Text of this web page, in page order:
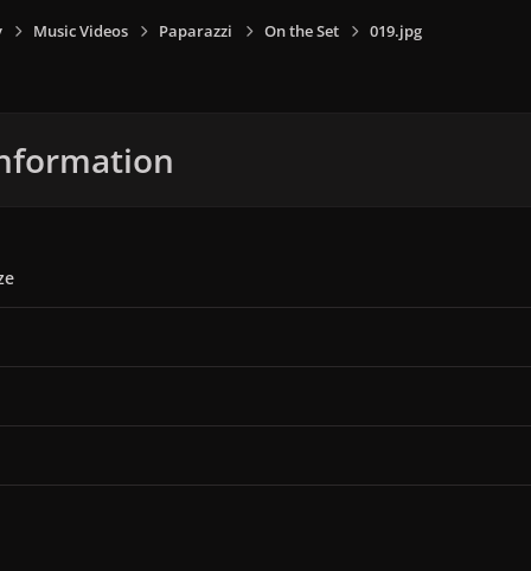
Music Videos Paparazzi On the Set 019.jpg